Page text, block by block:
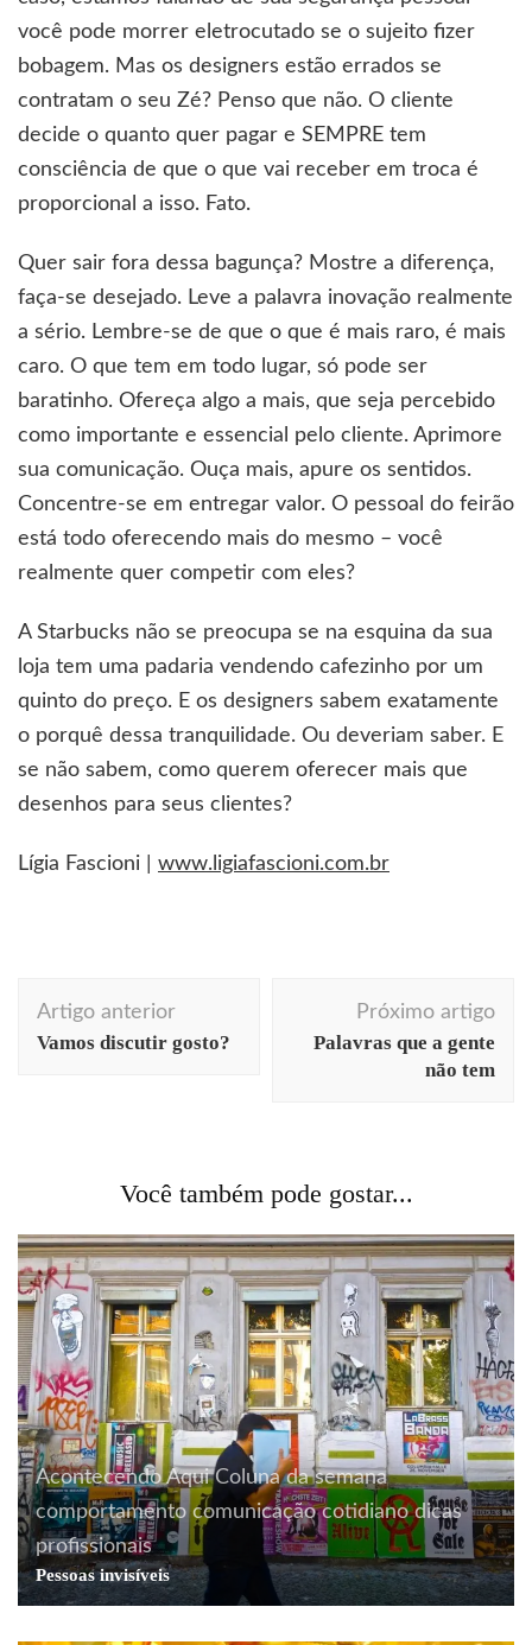
você pode morrer eletrocutado se o sujeito fizer
bobagem. Mas os designers estão errados se
contratam o seu Zé? Penso que não. O cliente
decide o quanto quer pagar e SEMPRE tem
consciência de que o que vai receber em troca é
proporcional a isso. Fato.
Quer sair fora dessa bagunça? Mostre a diferença,
faça-se desejado. Leve a palavra inovação realmente
a sério. Lembre-se de que o que é mais raro, é mais
caro. O que tem em todo lugar, só pode ser
baratinho. Ofereça algo a mais, que seja percebido
como importante e essencial pelo cliente. Aprimore
sua comunicação. Ouça mais, apure os sentidos.
Concentre-se em entregar valor. O pessoal do feirão
está todo oferecendo mais do mesmo – você
realmente quer competir com eles?
A Starbucks não se preocupa se na esquina da sua
loja tem uma padaria vendendo cafezinho por um
quinto do preço. E os designers sabem exatamente
o porquê dessa tranquilidade. Ou deveriam saber. E
se não sabem, como querem oferecer mais que
desenhos para seus clientes?
Lígia Fascioni | www.ligiafascioni.com.br
de
Artigo anterior
Vamos discutir gosto?
Próximo artigo
Palavras que a gente
não tem
Você também pode gostar...
Acontecendo Aqui Coluna da semana
comportamento comunicação cotidiano dicas
profissionais
Pessoas invisíveis